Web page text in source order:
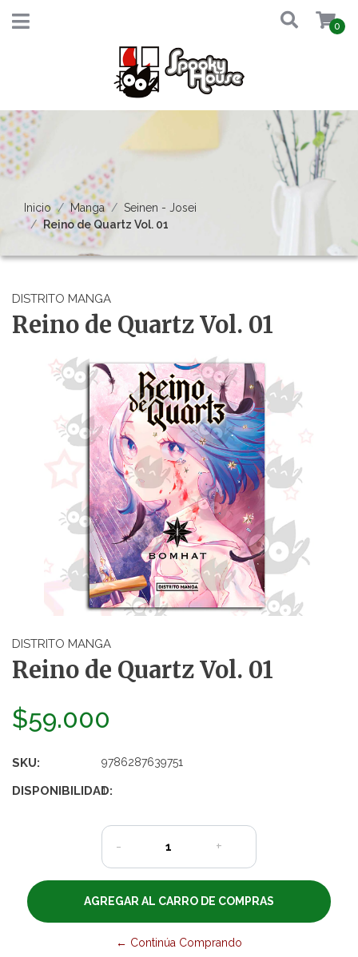
0
Inicio Manga
Seinen - Josei
Reino de Quartz Vol. 01
DISTRITO MANGA
Reino de Quartz Vol. 01
DISTRITO MANGA
Reino de Quartz Vol. 01
$59.000
SKU: 9786287639751
DISPONIBILIDAD:
1
- +
← Continúa Comprando